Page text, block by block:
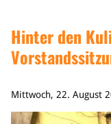
Hinter den
Mittwoch, 22. August